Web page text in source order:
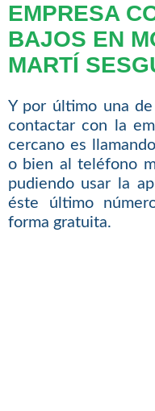
EMPRESA
BAJOS EN
MARTÍ
Y por último una
contactar con la
cercano es
o bien al teléfono
pudiendo usar la
éste último
forma gratuita.